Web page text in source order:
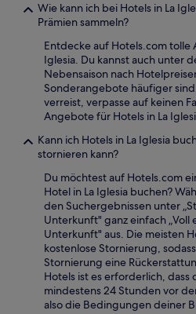
Wie kann ich bei Hotels in La
Prämien sammeln?
Entdecke auf Hotels.com tolle
Iglesia. Du kannst auch unter
Nebensaison nach
Sonderangebote häufiger
verreist, verpasse auf keinen
Angebote für Hotels in La
Kann ich Hotels in La Iglesia
stornieren kann?
Du möchtest auf Hotels.com
Hotel in La Iglesia buchen?
den Suchergebnissen unter
Unterkunft" ganz einfach
Unterkunft" aus. Die meisten
kostenlose Stornierung,
Stornierung eine
Hotels ist es erforderlich, dass
mindestens 24 Stunden vor
also die Bedingungen deiner